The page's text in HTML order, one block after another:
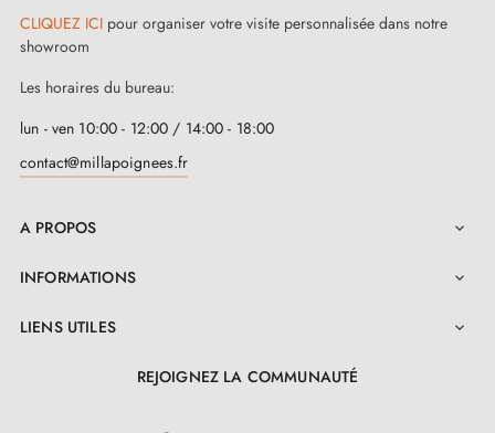
(1 avis)
CLIQUEZ ICI pour organiser votre visite personnalisée dans notre
showroom
Les horaires du bureau:
lun - ven 10:00 - 12:00 / 14:00 - 18:00
contact@millapoignees.fr
A PROPOS 
INFORMATIONS 
LIENS UTILES 
REJOIGNEZ LA COMMUNAUTÉ